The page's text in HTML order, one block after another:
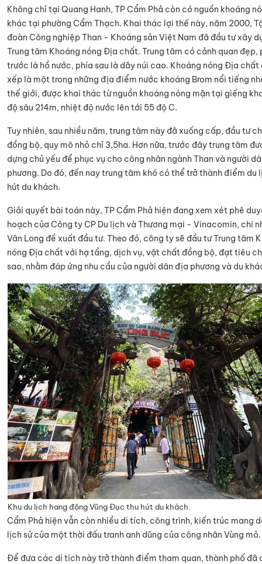
Không chỉ tại Quang Hanh, TP Cẩm Phả còn có nguồn khoáng
khác tại phường Cẩm Thạch. Khai thác lợi thế này, năm 2000,
đoàn Công nghiệp Than - Khoáng sản Việt Nam đã đầu tư xây
Trung tâm Khoáng nóng Địa chất. Trung tâm có cảnh quan đẹp,
trước là hồ nước, phía sau là dãy núi cao. Khoáng nóng Địa chất
xếp là một trong những địa điểm nước khoáng Brom nổi tiếng
thế giới, được khai thác từ nguồn khoáng nóng mặn tại giếng
độ sâu 214m, nhiệt độ nước lên tới 55 độ C.
Tuy nhiên, sau nhiều năm, trung tâm này đã xuống cấp, đầu tư
đồng bộ, quy mô nhỏ chỉ 3,5ha. Hơn nữa, trước đây trung tâm
dựng chủ yếu để phục vụ cho công nhân ngành Than và người
phương. Do đó, đến nay trung tâm khó có thể trở thành điểm du
hút du khách.
Giải quyết bài toán này, TP Cẩm Phả hiện đang xem xét phê
hoạch của Công ty CP Du lịch và Thương mại - Vinacomin, chi
Vân Long đề xuất đầu tư. Theo đó, công ty sẽ đầu tư Trung tâm
nóng Địa chất với hạ tầng, dịch vụ, vật chất đồng bộ, đạt tiêu
sao, nhằm đáp ứng nhu cầu của người dân địa phương và du
Khu du lịch hang động Vũng Đục thu hút du khách.
Cẩm Phả hiện vẫn còn nhiều di tích, công trình, kiến trúc mang
lịch sử của một thời đấu tranh anh dũng của công nhân Vùng mỏ.
Để đưa các di tích này trở thành điểm tham quan, thành phố đã